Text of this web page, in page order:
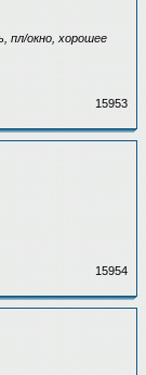
пл/окно, хорошее
15953
15954